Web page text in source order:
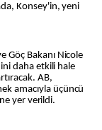
Konsey'in, yeni
Göç Bakanı Nicole
daha etkili hale
AB,
amacıyla üçüncü
yer verildi.